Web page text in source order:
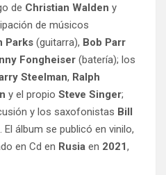
de Christian Walden y
de músicos
Parks (guitarra), Bob Parr
Fongheiser (batería); los
Steelman, Ralph
y el propio Steve Singer;
y los saxofonistas Bill
. El álbum se publicó en vinilo,
en Cd en Rusia en 2021,